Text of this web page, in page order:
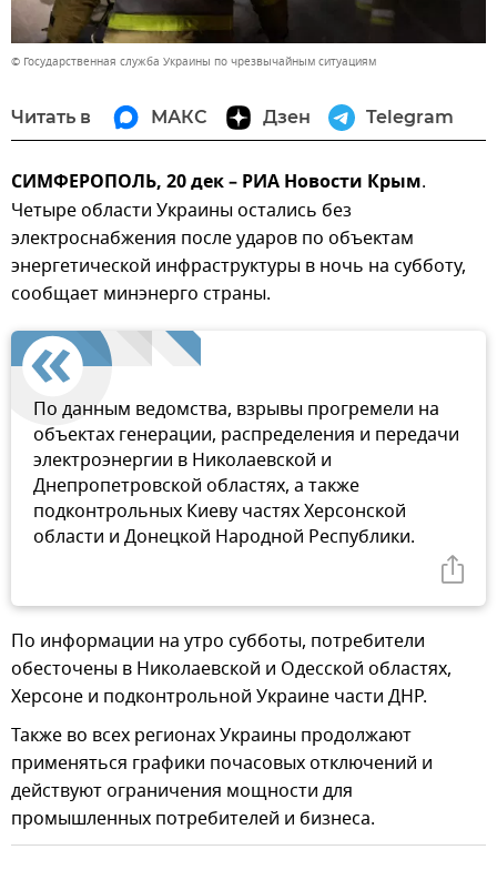
© Государственная служба Украины по чрезвычайным ситуациям
Читать в МАКС Дзен Telegram
СИМФЕРОПОЛЬ, 20 дек – РИА Новости Крым.
Четыре области Украины остались без
электроснабжения после ударов по объектам
энергетической инфраструктуры в ночь на субботу,
сообщает минэнерго страны.
По данным ведомства, взрывы прогремели на
объектах генерации, распределения и передачи
электроэнергии в Николаевской и
Днепропетровской областях, а также
подконтрольных Киеву частях Херсонской
области и Донецкой Народной Республики.
По информации на утро субботы, потребители
обесточены в Николаевской и Одесской областях,
Херсоне и подконтрольной Украине части ДНР.
Также во всех регионах Украины продолжают
применяться графики почасовых отключений и
действуют ограничения мощности для
промышленных потребителей и бизнеса.